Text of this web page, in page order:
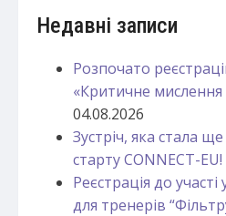
Недавні записи
Розпочато
«Критичне мислення
04.08.2026
Зустріч, яка стала
старту CONNECT-EU!
Реєстрація до
для тренерів